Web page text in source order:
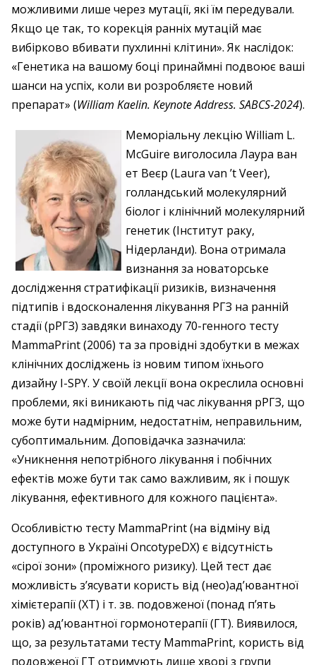
можливими лише через мутації, які їм передували.
Якщо це так, то корекція ранніх мутацій має
вибірково вбивати пухлинні клітини». Як наслідок:
«Генетика на вашому боці принаймні подвоює ваші
шанси на успіх, коли ви розробляєте новий
препарат» (William Kaelin. Keynote Address. SABCS‑2024).
Меморіальну лекцію William L.
McGuire виголосила Лаура ван
ет Веєр (Laura van ’t Veer),
голландський молекулярний
біолог і клінічний молекулярний
генетик (Інститут раку,
Нідерланди). Вона отримала
визнання за новаторське
дослідження стратифікації ризиків, визначення
підтипів і вдосконалення лікування РГЗ на ранній
стадії (рРГЗ) завдяки винаходу 70-генного тесту
MammaPrint (2006) та за провідні здобутки в межах
клінічних досліджень із новим типом їхнього
дизайну I-SPY. У своїй лекції вона окреслила основні
проблеми, які виникають під час лікування рРГЗ, що
може бути надмірним, недостатнім, неправильним,
субоптимальним. Доповідачка зазначила:
«Уникнення непотрібного лікування і побічних
ефектів може бути так само важливим, як і пошук
лікування, ефективного для кожного пацієнта».
Особливістю тесту MammaPrint (на відміну від
доступного в Україні OncotypeDX) є відсутність
«сірої зони» (проміжного ризику). Цей тест дає
можливість з’ясувати користь від (нео)ад’ювантної
хімієтерапії (ХТ) і т. зв. подовженої (понад п’ять
років) ад’ювантної гормонотерапії (ГТ). Виявилося,
що, за результатами тесту MammaPrint, користь від
подовженої ГT отримують лише хворі з групи